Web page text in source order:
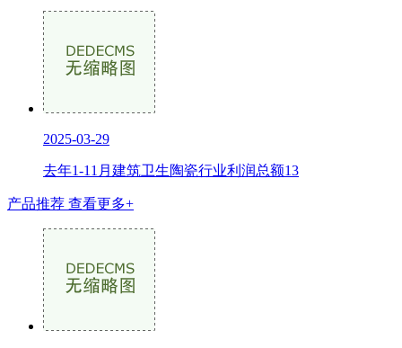
2025-03-29
去年1-11月建筑卫生陶瓷行业利润总额13
产品推荐 查看更多+